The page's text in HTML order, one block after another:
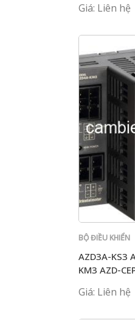
Giá: Liên hệ
BỘ ĐIỀU KHIỂN
AZD3A-KS3
KM3 AZD-
Giá: Liên hệ